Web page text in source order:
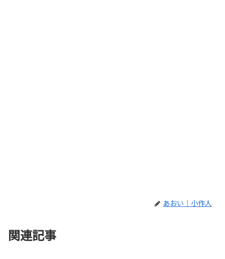
あおい｜小作人
関連記事